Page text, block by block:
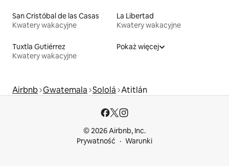
San Cristóbal de las Casas
Kwatery wakacyjne
La Libertad
Kwatery wakacyjne
Tuxtla Gutiérrez
Kwatery wakacyjne
Pokaż więcej
Airbnb Gwatemala Sololá Atitlán
© 2026 Airbnb, Inc.
Prywatność
Warunki